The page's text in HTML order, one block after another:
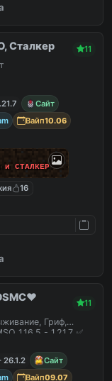
Сталкер 11
Сайт
Вайп10.06
и СТАЛКЕР
16
11
Гриф,
1.16.5 - 1.21.7 ✅
26.1.2
Сайт
Вайп09.07